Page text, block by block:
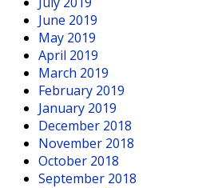
June 2019
May 2019
April 2019
March 2019
February 2019
January 2019
December 2018
November 2018
October 2018
September 2018